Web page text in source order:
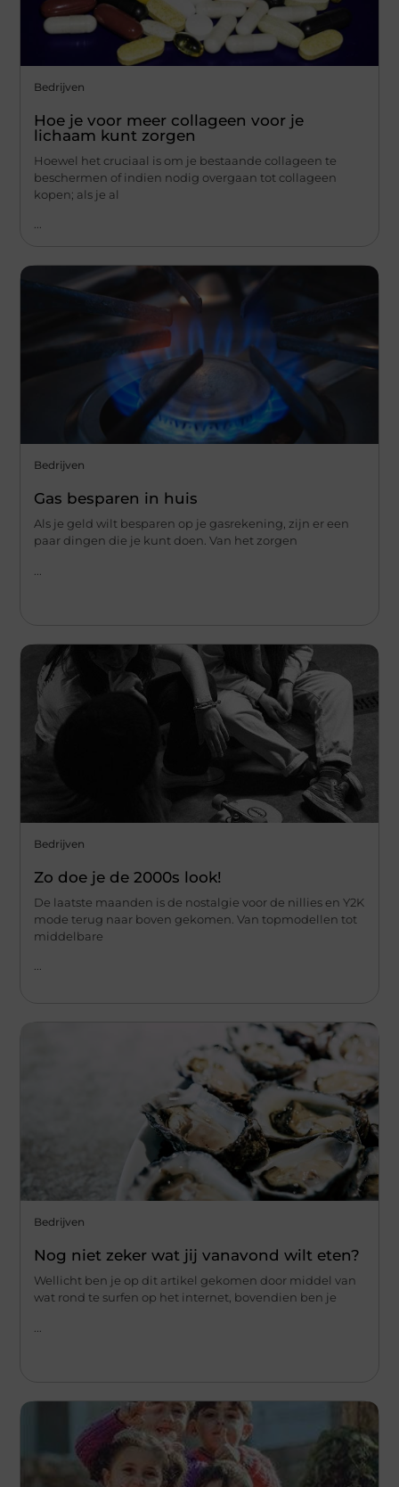
Bedrijven
Hoe je voor meer collageen voor je
lichaam kunt zorgen
Hoewel het cruciaal is om je bestaande collageen te
beschermen of indien nodig overgaan tot collageen
kopen; als je al
...
Bedrijven
Gas besparen in huis
Als je geld wilt besparen op je gasrekening, zijn er een
paar dingen die je kunt doen. Van het zorgen
Bedrijven
Zo doe je de 2000s look!
De laatste maanden is de nostalgie voor de nillies en Y2K
mode terug naar boven gekomen. Van topmodellen tot
middelbare
...
Bedrijven
Nog niet zeker wat jij vanavond wilt eten?
Wellicht ben je op dit artikel gekomen door middel van
wat rond te surfen op het internet, bovendien ben je